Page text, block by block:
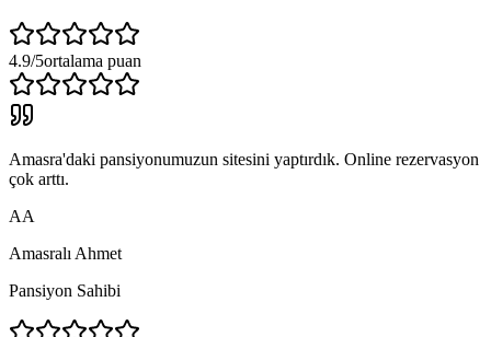
4.9/5ortalama puan
Amasra'daki pansiyonumuzun sitesini yaptırdık. Online rezervasyon
çok arttı.
AA
Amasralı Ahmet
Pansiyon Sahibi